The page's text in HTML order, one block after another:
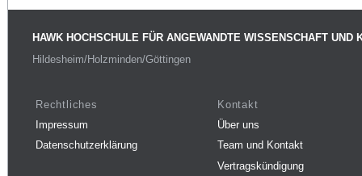
HAWK HOCHSCHULE FÜR ANGEWANDTE WISSENSCHAFT UND
Hildesheim/Holzminden/Göttingen
Rechtliches
Impressum
Datenschutzerklärung
Kontakt
Über uns
Team und Kontakt
Vertragskündigung